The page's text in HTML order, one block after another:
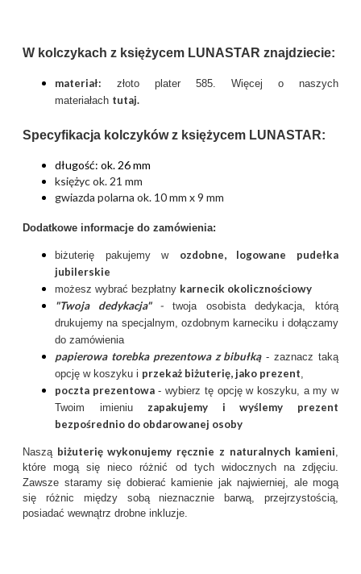
W kolczykach z księżycem LUNASTAR znajdziecie:
materiał: złoto plater 585. Więcej o naszych
materiałach tutaj.
Specyfikacja kolczyków z księżycem LUNASTAR:
długość: ok. 26 mm
księżyc ok. 21 mm
gwiazda polarna ok. 10 mm x 9 mm
Dodatkowe informacje do zamówienia:
biżuterię pakujemy w ozdobne, logowane pudełka
jubilerskie
możesz wybrać bezpłatny karnecik okolicznościowy
"Twoja dedykacja"-twoja osobista dedykacja, którą
drukujemy na specjalnym, ozdobnym karneciku i dołączamy
do zamówienia
papierowa torebka prezentowa z bibułką- zaznacz taką
opcję w koszyku i przekaż biżuterię, jako prezent,
poczta prezentowa- wybierz tę opcję w koszyku, a my w
Twoim imieniuzapakujemy i wyślemy prezent
bezpośrednio do obdarowanej osoby
Naszą biżuterię wykonujemy ręcznie z naturalnych kamieni,
które mogą się nieco różnić od tych widocznych na zdjęciu.
Zawsze staramy się dobierać kamienie jak najwierniej, ale mogą
się różnic między sobą nieznacznie barwą, przejrzystością,
posiadać wewnątrz drobne inkluzje.